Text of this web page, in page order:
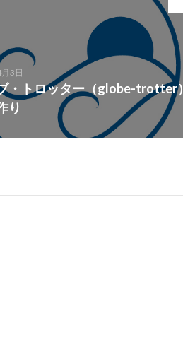
3日
・トロッター（globe-trotter）
り